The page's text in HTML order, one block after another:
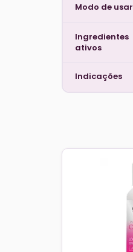
Modo de usar
Ingredientes
ativos
Indicações